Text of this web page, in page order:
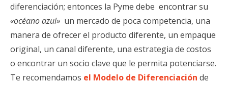
diferenciación; entonces la Pyme debe encontrar su
«océano azul» un mercado de poca competencia, una
manera de ofrecer el producto diferente, un empaque
original, un canal diferente, una estrategia de costos
o encontrar un socio clave que le permita potenciarse.
Te recomendamos el Modelo de Diferenciación de